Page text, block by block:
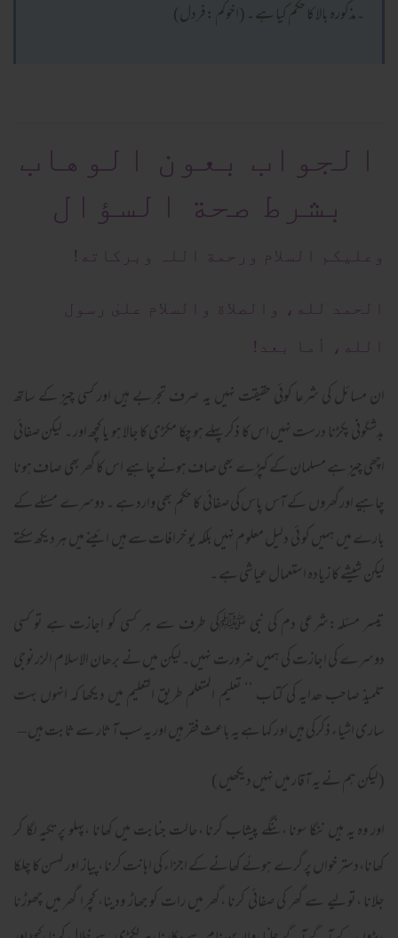
۔مذکورہ بالا کا حکم کیا ہے ۔ (اخوکم :فردل)
الجواب بعون الوهاب
بشرط صحة السؤال
وعلیکم السلام ورحمة اللہ وبرکاته!
الحمد لله، والصلاة والسلام علىٰ رسول
الله، أما بعد!
ان مسائل کی شرعا کوئی حقیقت نہیں یہ صرف تجربے ہیں اور کسی چیز کے ساتھ
بدشگونی پکڑنا درست نہیں اس کا ذکر پہلے ہو چکا مکڑی کا جالا ہو یا کچھ اور ۔ لیکن صفائی
اچھی چیز ہے مسلمان کے کپڑے بھی صاف ہونے چاہیے اس کا گھر بھی صاف ہونا
چاہیے اورگھروں کے آس پاس کی صفائی کا حکم بھی وارد ہے ۔ دوسرے مسئلے کے
بارے میں ہمیں کو ئی دلیل معلوم نہیں بلکہ یو خرافات سے ہیں ائینے میں ہر دیکھ سکتے
لیکن شیشے کا زیادہ استعمال عیاشی ہے ۔
تیسر مسئلہ:شرعی دم کی نبی ﷺکی طرف سے ہر کسی کو اجازت ہے تو کسی
دوسرے کی اجازت کی ہمیں ضرورت نہیں ۔لیکن میں نے برھان الاسلام الزرنوجی
تلمیذ صاحب ھدایہ کی کتاب ’’ تعلیم المتعلم طریق التعلیم میں دیکھا کہ انہوں بہت
ساری اشیاء ذکرکی ہیں اور کہا ہے یہ باعث فقر ہیں اور یہ سب آ ثار سے ثابت ہیں –
(لیکن ہم نے یہ آقار میں نہیں دیکھیں )
اور وہ یہ ہیں ننگا سونا ،ننگے پیشاب کرنا ،حالت جنابت میں کھانا ،پہلو پر تکیہ لگا کر
کھانا،دستر خواں پر گرے ہوئے کھانے کے اجزاء کی اہانت کرنا ،پیاز اور لہسن کا چلکا
جلانا ،تولیے سے گھر کی صفائی کرنا ،گھر میں رات کو جھاڑ ودینا، کچرا گھر میں چھوڑنا